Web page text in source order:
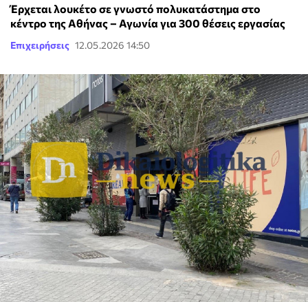
Έρχεται λουκέτο σε γνωστό πολυκατάστημα στο
κέντρο της Αθήνας – Αγωνία για 300 θέσεις εργασίας
Επιχειρήσεις 12.05.2026 14:50